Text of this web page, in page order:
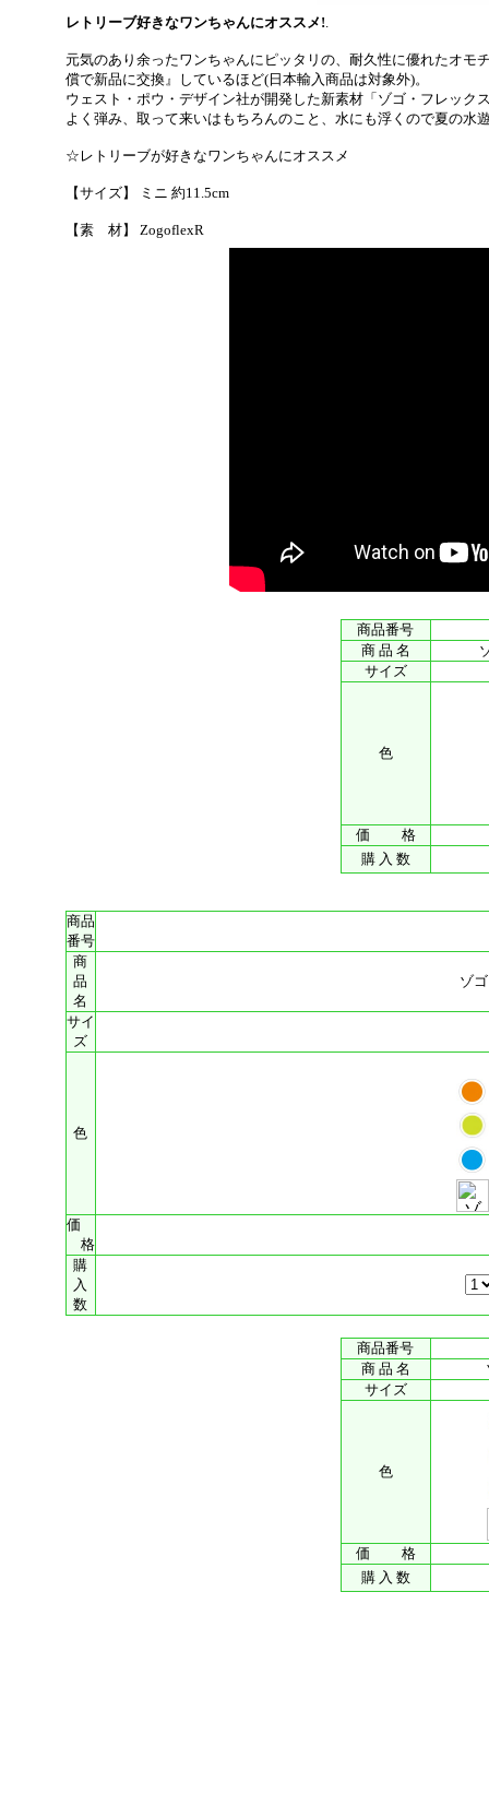
レトリーブ好きなワンちゃんにオススメ!.
元気のあり余ったワンちゃんにピッタリの、耐久性に優れたオ
償で新品に交換』しているほど(日本輸入商品は対象外)。
ウェスト・ポウ・デザイン社が開発した新素材「ゾゴ・フレック
よく弾み、取って来いはもちろんのこと、水にも浮くので夏の水
☆レトリーブが好きなワンちゃんにオススメ
【サイズ】 ミニ 約11.5cm
【素 材】 ZogoflexR
商品番号
商 品 名
サイズ
色
価 格
購 入 数
商品
番号
商
品
名
ゾ
サイ
ズ
色
価
格
購
入
数
商品番号
商 品 名
サイズ
色
価 格
購 入 数